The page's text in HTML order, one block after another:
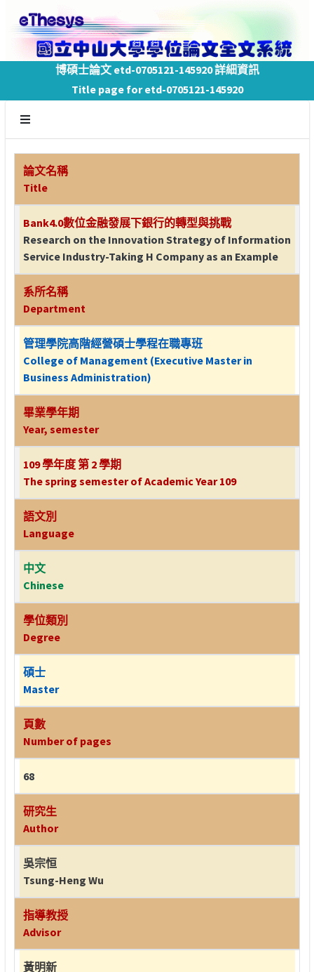
博碩士論文 etd-0705121-145920 詳細資訊
Title page for etd-0705121-145920
論文名稱
Title
Bank4.0數位金融發展下銀行的轉型與挑戰
Research on the Innovation Strategy of Information
Service Industry-Taking H Company as an Example
系所名稱
Department
管理學院高階經營碩士學程在職專班
College of Management (Executive Master in
Business Administration)
畢業學年期
Year, semester
109 學年度 第 2 學期
The spring semester of Academic Year 109
語文別
Language
中文
Chinese
學位類別
Degree
碩士
Master
頁數
Number of pages
68
研究生
Author
吳宗恒
Tsung-Heng Wu
指導教授
Advisor
黃明新